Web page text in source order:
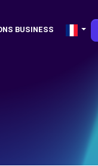
BUSINESS